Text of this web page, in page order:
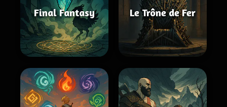
Final Fantasy Le Trône de Fer